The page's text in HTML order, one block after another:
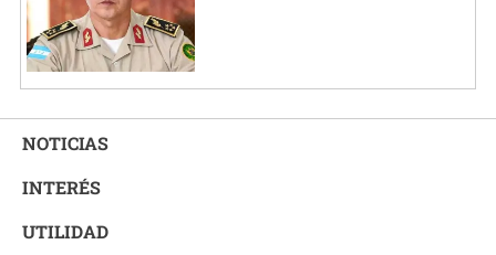
NOTICIAS
INTERÉS
UTILIDAD